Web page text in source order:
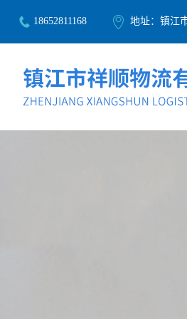
18652811168 地址：镇江